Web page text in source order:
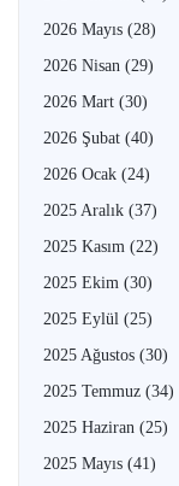
2026 Mayıs (28)
2026 Nisan (29)
2026 Mart (30)
2026 Şubat (40)
2026 Ocak (24)
2025 Aralık (37)
2025 Kasım (22)
2025 Ekim (30)
2025 Eylül (25)
2025 Ağustos (30)
2025 Temmuz (34)
2025 Haziran (25)
2025 Mayıs (41)